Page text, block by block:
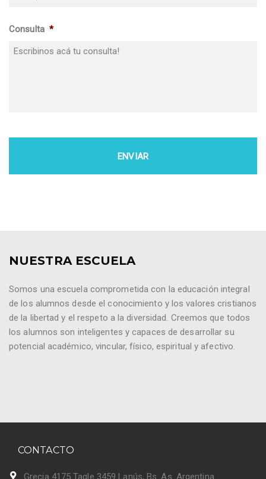
Consulta *
NUESTRA ESCUELA
Somos una escuela comprometida con la educación integral
de los alumnos desde el conocimiento y los valores cristianos
de la libertad y el respeto a la diversidad. Creemos que todos
los alumnos son inteligentes y capaces de desarrollar su
potencial académico, vincular, físico, espiritual y afectivo.
CONTACTO